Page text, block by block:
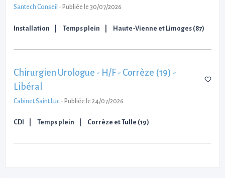
Santech Conseil - Publiée le 30/07/2026
Installation Temps plein Haute-Vienne et Limoges (87)
Chirurgien Urologue - H/F - Corrèze (19) -
Libéral
Cabinet Saint Luc - Publiée le 24/07/2026
CDI Temps plein Corrèze et Tulle (19)